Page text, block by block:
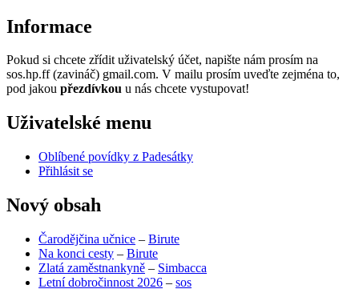
Informace
Pokud si chcete zřídit uživatelský účet, napište nám prosím na
sos.hp.ff (zavináč) gmail.com. V mailu prosím uveďte zejména to,
pod jakou přezdívkou u nás chcete vystupovat!
Uživatelské menu
Oblíbené povídky z Padesátky
Přihlásit se
Nový obsah
Čarodějčina učnice – Birute
Na konci cesty – Birute
Zlatá zaměstnankyně – Simbacca
Letní dobročinnost 2026 – sos